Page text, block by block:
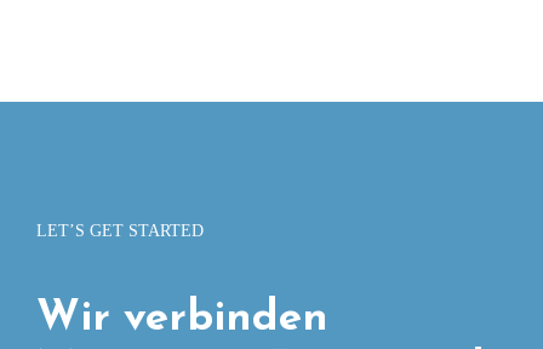
LET’S GET STARTED
Wir verbinden